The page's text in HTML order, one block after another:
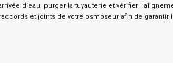
d’eau, purger la tuyauterie et vérifier
et joints de votre osmoseur afin de